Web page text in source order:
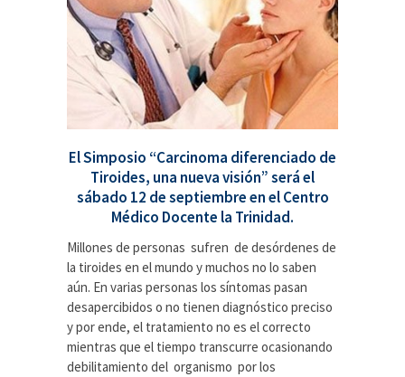
El Simposio “Carcinoma diferenciado de
Tiroides, una nueva visión” será el
sábado 12 de septiembre en el Centro
Médico Docente la Trinidad.
Millones de personas sufren de desórdenes de
la tiroides en el mundo y muchos no lo saben
aún. En varias personas los síntomas pasan
desapercibidos o no tienen diagnóstico preciso
y por ende, el tratamiento no es el correcto
mientras que el tiempo transcurre ocasionando
debilitamiento del organismo por los